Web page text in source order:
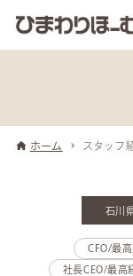
ホーム スタッフ
石川
CFO/最
社長CEO/最高